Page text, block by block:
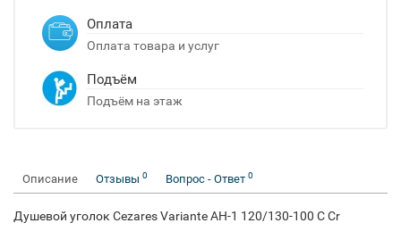
Оплата
Оплата товара и услуг
Подъём
Подъём на этаж
Описание Отзывы 0 Вопрос - Ответ 0
Душевой уголок Cezares Variante AH-1 120/130-100 C Cr